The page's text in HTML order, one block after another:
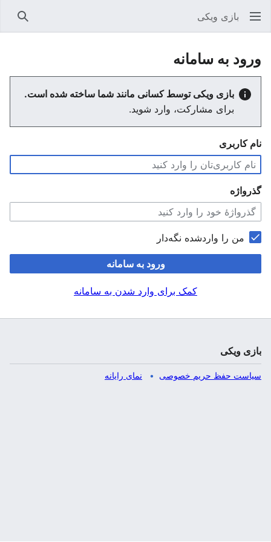
بازی ویکی
ورود به سامانه
بازی ویکی توسط کسانی مانند شما ساخته شده است.
برای مشارکت، وارد شوید.
نام کاربری
گذرواژه
من را واردشده نگه‌دار
ورود به سامانه
کمک برای وارد شدن به سامانه
بازی ویکی
سیاست حفظ حریم خصوصی نمای رایانه